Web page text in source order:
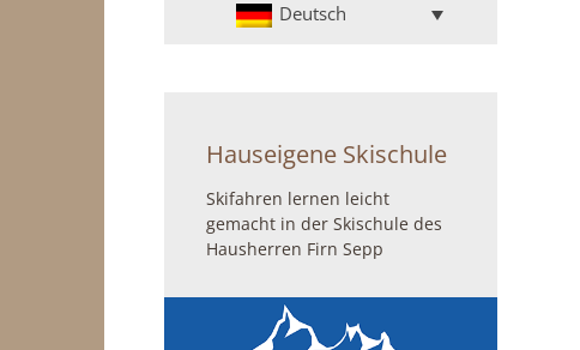
Deutsch
Hauseigene Skischule
Skifahren lernen leicht
gemacht in der Skischule des
Hausherren Firn Sepp